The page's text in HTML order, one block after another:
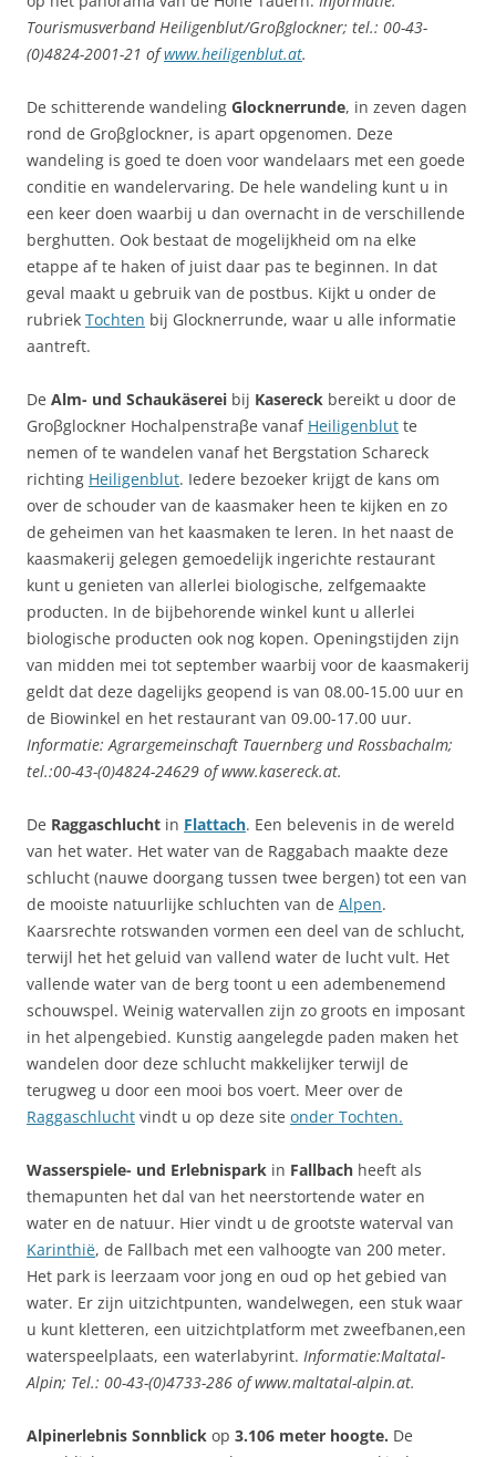
Tourismusverband Heiligenblut/Groβglockner; tel.: 00-43-
(0)4824-2001-21 ofwww.heiligenblut.at.
De schitterende wandeling Glocknerrunde, in zeven dagen
rond de Groβglockner, is apart opgenomen. Deze
wandeling is goed te doen voor wandelaars met een goede
conditie en wandelervaring. De hele wandeling kunt u in
een keer doen waarbij u dan overnacht in de verschillende
berghutten. Ook bestaat de mogelijkheid om na elke
etappe af te haken of juist daar pas te beginnen. In dat
geval maakt u gebruik van de postbus. Kijkt u onder de
rubriek Tochten bij Glocknerrunde, waar u alle informatie
aantreft.
De Alm- und Schaukäserei bij Kasereck bereikt u door de
Groβglockner Hochalpenstraβe vanaf Heiligenblut te
nemen of te wandelen vanaf het Bergstation Schareck
richting Heiligenblut. Iedere bezoeker krijgt de kans om
over de schouder van de kaasmaker heen te kijken en zo
de geheimen van het kaasmaken te leren. In het naast de
kaasmakerij gelegen gemoedelijk ingerichte restaurant
kunt u genieten van allerlei biologische, zelfgemaakte
producten. In de bijbehorende winkel kunt u allerlei
biologische producten ook nog kopen. Openingstijden zijn
van midden mei tot september waarbij voor de kaasmakerij
geldt dat deze dagelijks geopend is van 08.00-15.00 uur en
de Biowinkel en het restaurant van 09.00-17.00 uur.
Informatie: Agrargemeinschaft Tauernberg und Rossbachalm;
tel.:00-43-(0)4824-24629 of www.kasereck.at.
De Raggaschlucht in Flattach. Een belevenis in de wereld
van het water. Het water van de Raggabach maakte deze
schlucht (nauwe doorgang tussen twee bergen) tot een van
de mooiste natuurlijke schluchten van de Alpen.
Kaarsrechte rotswanden vormen een deel van de schlucht,
terwijl het het geluid van vallend water de lucht vult. Het
vallende water van de berg toont u een adembenemend
schouwspel. Weinig watervallen zijn zo groots en imposant
in het alpengebied. Kunstig aangelegde paden maken het
wandelen door deze schlucht makkelijker terwijl de
terugweg u door een mooi bos voert. Meer over de
Raggaschlucht vindt u op deze site onder Tochten.
Wasserspiele- und Erlebnispark in Fallbach heeft als
themapunten het dal van het neerstortende water en 
water en de natuur. Hier vindt u de grootste waterval van
Karinthië, de Fallbach met een valhoogte van 200 meter.
Het park is leerzaam voor jong en oud op het gebied van
water. Er zijn uitzichtpunten, wandelwegen, een stuk waar
u kunt kletteren, een uitzichtplatform met zweefbanen,een
waterspeelplaats, een waterlabyrint. Informatie:Maltatal-
Alpin; Tel.: 00-43-(0)4733-286 of www.maltatal-alpin.at.
Alpinerlebnis Sonnblick op 3.106 meter hoogte. De